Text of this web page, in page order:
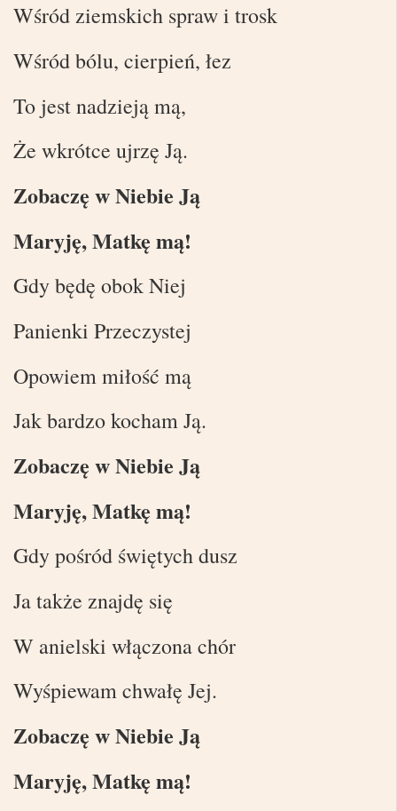
Wśród ziemskich spraw i trosk
Wśród bólu, cierpień, łez
To jest nadzieją mą,
Że wkrótce ujrzę Ją.
Zobaczę w Niebie Ją
Maryję, Matkę mą!
Gdy będę obok Niej
Panienki Przeczystej
Opowiem miłość mą
Jak bardzo kocham Ją.
Zobaczę w Niebie Ją
Maryję, Matkę mą!
Gdy pośród świętych dusz
Ja także znajdę się
W anielski włączona chór
Wyśpiewam chwałę Jej.
Zobaczę w Niebie Ją
Maryję, Matkę mą!